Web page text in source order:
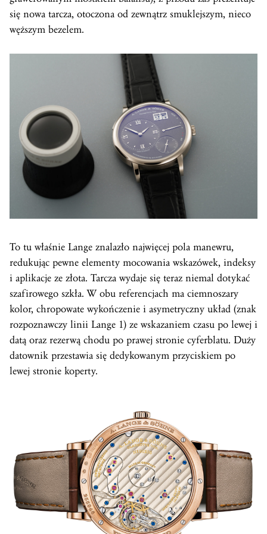
się nowa tarcza, otoczona od zewnątrz smuklejszym, nieco
węższym bezelem.
To tu właśnie Lange znalazło najwięcej pola manewru,
redukując pewne elementy mocowania wskazówek, indeksy
i aplikacje ze złota. Tarcza wydaje się teraz niemal dotykać
szafirowego szkła. W obu referencjach ma ciemnoszary
kolor, chropowate wykończenie i asymetryczny układ (znak
rozpoznawczy linii Lange 1) ze wskazaniem czasu po lewej i
datą oraz rezerwą chodu po prawej stronie cyferblatu. Duży
datownik przestawia się dedykowanym przyciskiem po
lewej stronie koperty.